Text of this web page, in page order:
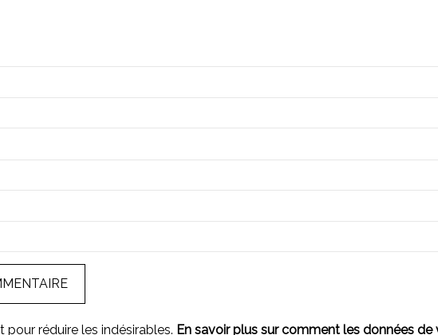
pour réduire les indésirables. En savoir plus sur comment les données